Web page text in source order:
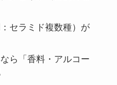
セラミド複数種）が
ら「香料・アルコー